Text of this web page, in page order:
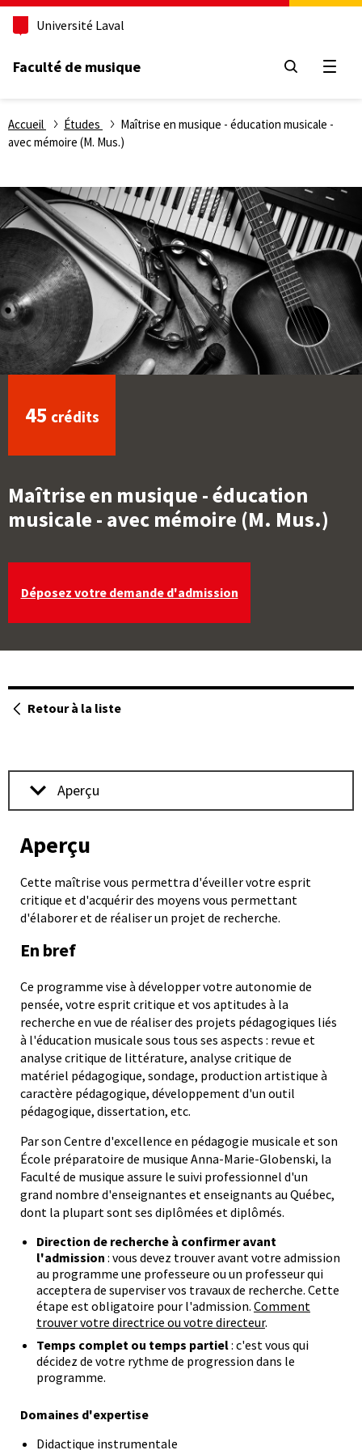
Aller
principal
Université Laval
Faculté de musique
Fil
d'Ariane
Accueil Études
Maîtrise en musique - éducation musicale -
avec mémoire (M. Mus.)
45 crédits
Maîtrise en musique - éducation
musicale - avec mémoire (M. Mus.)
Déposez votre demande d'admission
une
sur
site
Ulaval.ca
Retour à la liste
Aperçu
Aperçu
Cette maîtrise vous permettra d'éveiller votre esprit
critique et d'acquérir des moyens vous permettant
d'élaborer et de réaliser un projet de recherche.
En bref
Ce programme vise à développer votre autonomie de
pensée, votre esprit critique et vos aptitudes à la
recherche en vue de réaliser des projets pédagogiques liés
à l'éducation musicale sous tous ses aspects : revue et
analyse critique de littérature, analyse critique de
matériel pédagogique, sondage, production artistique à
caractère pédagogique, développement d'un outil
pédagogique, dissertation, etc.
Par son Centre d'excellence en pédagogie musicale et son
École préparatoire de musique Anna-Marie-Globenski, la
Faculté de musique assure le suivi professionnel d'un
grand nombre d'enseignantes et enseignants au Québec,
dont la plupart sont ses diplômées et diplômés.
Direction de recherche à confirmer avant
l'admission : vous devez trouver avant votre admission
au programme une professeure ou un professeur qui
acceptera de superviser vos travaux de recherche. Cette
étape est obligatoire pour l'admission. Comment
trouver votre directrice ou votre directeur.
Temps complet ou temps partiel: c'est vous qui
décidez de votre rythme de progression dans le
programme.
Domaines d'expertise
Didactique instrumentale